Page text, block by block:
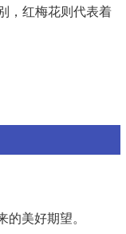
，红梅花则代表着
美好期望。